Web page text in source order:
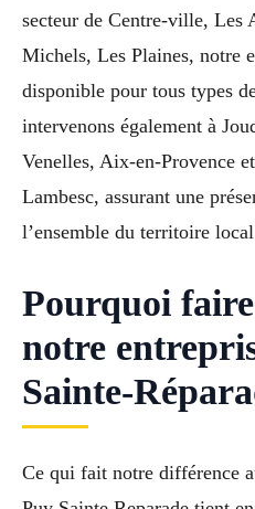
secteur de Centre-ville, Les
Michels, Les Plaines, notre
disponible pour tous types
intervenons également à
Venelles, Aix-en-Provence
Lambesc, assurant une
l’ensemble du territoire
Pourquoi
notre
Sainte-
Ce qui fait notre différence